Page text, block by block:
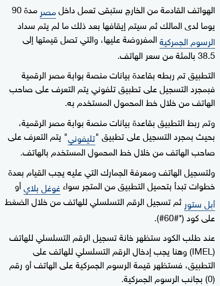
الهواتف القادمة من الخارج ستبقى تعمل داخلمصر
مدة 90
يوما لدى المالك ثم سيتم إيقافها بعد ذلك ما لم يتم سداد
الرسوم الجمركيةالمفروضة عليها، والتي تصل قيمتها إلى
38.5 بالمئة من سعر الهاتف.
التطبيق تم ربطه بقاعدة بيانات منصة بوابة مصر الرقمية
فبمجرد التسجيل على تطبيق تلفوني يتم التعرف على صاحب
الهاتف من خلال خط المحمول المستخدم به.
وتم ربط التطبيق بقاعدة بيانات منصة بوابة مصر الرقمية،
بحيث بمجرد التسجيل على تطبيق "تليفوني" يتم التعرف على
صاحب الهاتف من خلال خط المحمول المستخدم بالهاتف.
ولتسجيل الهاتف ومعرفة الجمارك التي عليه يجب القيام بعدة
خطوات تبدأ بتحميل التطبيق من المتجر سواء غوغل بلايأو
أبل ستور ثم تسجيل الرقم التسلسلي للهاتف من خلال الضغط
على كود (*#60#).
عند طلب الكود ستظهر خانة تسجيل الرقم التسلسلي للهاتف
(IMEL) وهنا يجب إدخال الرقم التسلسلي للهاتف على
التطبيق، فستظهر قيمة الرسوم الجمركية على الهاتف أو رقم
(0) بجانب الرسوم الجمركية.